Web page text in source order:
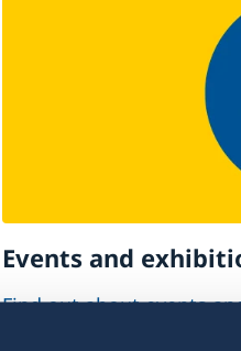
Events and
Find out about events